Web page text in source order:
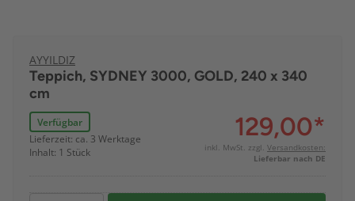
AYYILDIZ
Teppich, SYDNEY 3000, GOLD, 240 x 340
cm
Verfügbar
Lieferzeit: ca. 3 Werktage
Inhalt: 1 Stück
129,00*
inkl. MwSt. zzgl. Versandkosten:
Lieferbar nach DE